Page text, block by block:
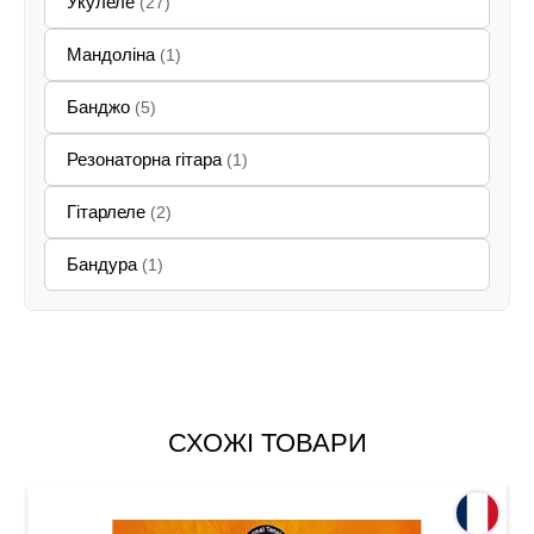
Мандоліна (1)
Банджо (5)
Резонаторна гітара (1)
Гітарлеле (2)
Бандура (1)
СХОЖІ ТОВАРИ